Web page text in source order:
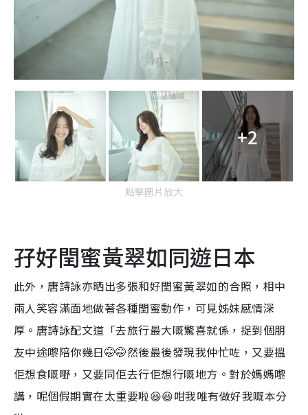
+2
點擊圖片放大
孖好閏蜜黃翠如同遊日本
此外，唐詩詠亦晒出多張和好閏蜜黃翠如的合照，相中
兩人笑容滿面地做著各種閏蜜動作，可見姊妹感情深
厚。唐詩詠配文道「去旅行最大嘅驚喜就係，捉到個朋
友中途嚟陪你幾日🤭🤭然後最後發現我仲忙咗，又要搵
佢想食嘅嘢，又要同佢去行佢想行嘅地方。對於媽媽嚟
講，呢個假期實在太重要啦😆😆咁我唯有做好我嘅本分